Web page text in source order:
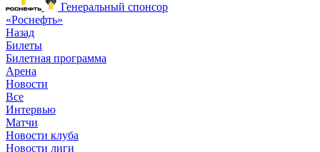
Генеральный спонсор
«Роснефть»
Назад
Билеты
Билетная программа
Арена
Новости
Все
Интервью
Матчи
Новости клуба
Новости лиги